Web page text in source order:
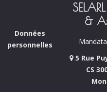
Données
personnelles
&
5 Rue
CS